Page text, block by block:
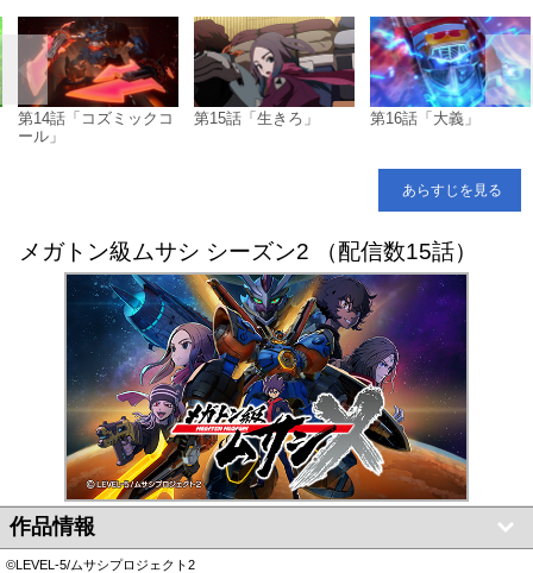
第14話「コズミックコ
ール」
第15話「生きろ」 第16話「大義」
あらすじを見る
メガトン級ムサシ シーズン2 （配信数15話）
作品情報
©LEVEL-5/ムサシプロジェクト2